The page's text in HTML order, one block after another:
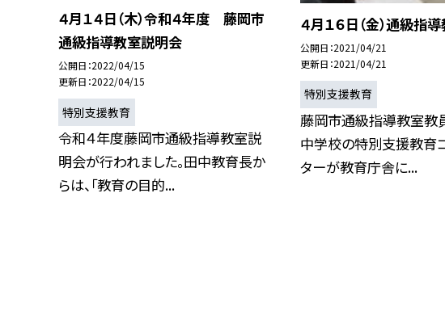
４月１４日（木）令和４年度 藤岡市
通級指導教室説明会
公開日 2022/04/15
更新日 2022/04/15
特別支援教育
令和４年度藤岡市通級指導教室説
明会が行われました。田中教育長か
らは、「教育の目的...
４月１６日（金）通級指
公開日 2021/04/21
更新日 2021/04/21
特別支援教育
藤岡市通級指導教室教
中学校の特別支援教育
ターが教育庁舎に...